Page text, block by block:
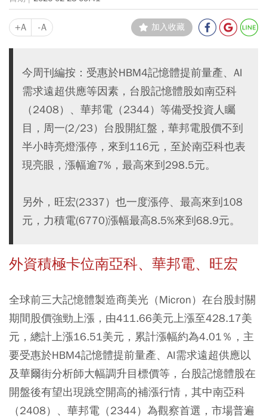
+A -A 加入收藏
今周刊編按：受惠於HBM4記憶體提前量產、AI
需求遠超供應等因素，台股記憶體股如南亞科
（2408）、華邦電（2344）等備受投資人矚
目，周一(2/23）台股開紅盤，華邦電股價不到
半小時亮燈漲停，來到116元，至於南亞科也表
現亮眼，漲幅逾7%，最高來到298.5元。
另外，旺宏(2337）也一度漲停、最高來到108
元，力積電(6770)漲幅最高8.5%來到68.9元。
外資積極卡位南亞科、華邦電、旺宏
全球前三大記憶體製造商美光（Micron）在台股封關
期間股價強勁上漲，由411.66美元上漲至428.17美
元，總計上漲16.51美元，累計漲幅約為4.01％，主
要受惠於HBM4記憶體提前量產、AI需求遠超供應以
及華爾街分析師大幅調升目標價等，台股記憶體股在
開盤後有望出現跳空開高的補漲行情，其中南亞科
（2408）、華邦電（2344）為觀察首選，市場普遍